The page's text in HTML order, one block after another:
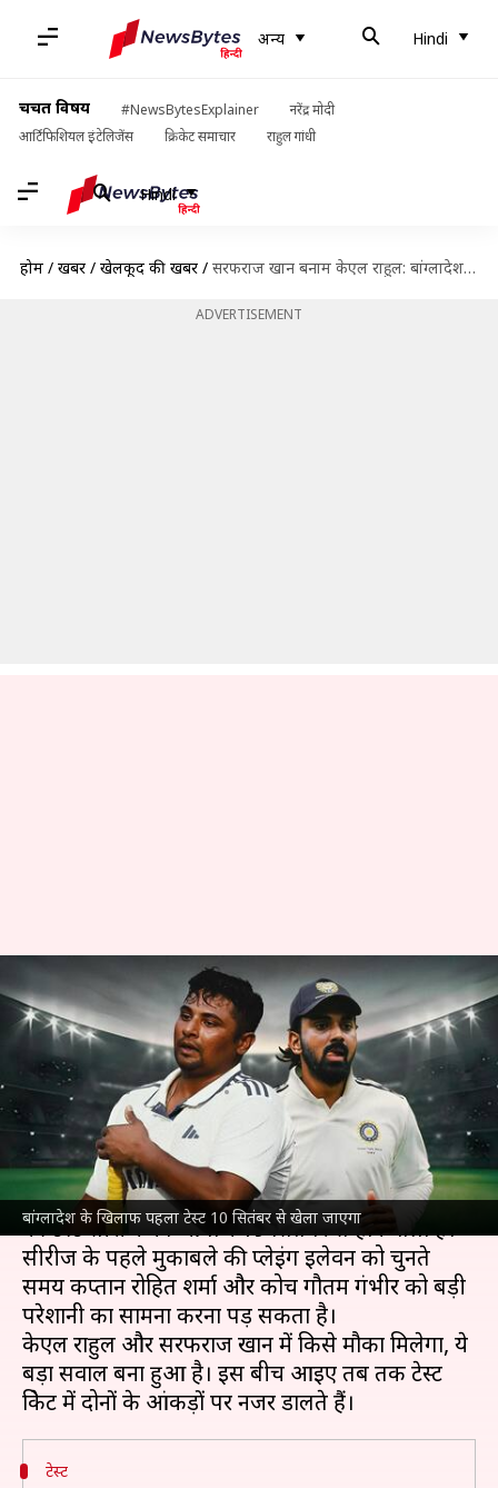
अन्य Hindi
चर्चित विषय #NewsBytesExplainer
नरेंद्र मोदी
आर्टिफिशियल इंटेलिजेंस
क्रिकेट समाचार राहुल गांधी
Hindi
होम / खबरें / खेलकूद की खबरें / सरफराज खान बनाम केएल राहुल: बांग्लादेश के खिलाफ टेस्ट में किसे मिलना चाहिए मौका? जानिए आंकड़े
ADVERTISEMENT
बांग्लादेश के खिलाफ पहला टेस्ट 10 सितंबर से खेला जाएगा
सरफराज खान बनाम केएल राहुल:
बांग्लादेश के खिलाफ टेस्ट में किसे
मिलना चाहिए मौका? जानिए आंकड़े
लेखन आदर्श कुमार Sep 11, 2024 01:47 pm
क्या है खबर?
भारतीय क्रिकेट टीमऔरबांग्लादेश क्रिकेट टीमके बीच 2 मैच
की टेस्ट सीरीज का आगाज 19 सितंबर से होने वाला है।
सीरीज के पहले मुकाबले की प्लेइंग इलेवन को चुनते
समय कप्तान रोहित शर्मा और कोच गौतम गंभीर को बड़ी
परेशानी का सामना करना पड़ सकता है।
केएल राहुल और सरफराज खान में किसे मौका मिलेगा, ये
बड़ा सवाल बना हुआ है। इस बीच आइए तब तक टेस्ट
टेस्ट